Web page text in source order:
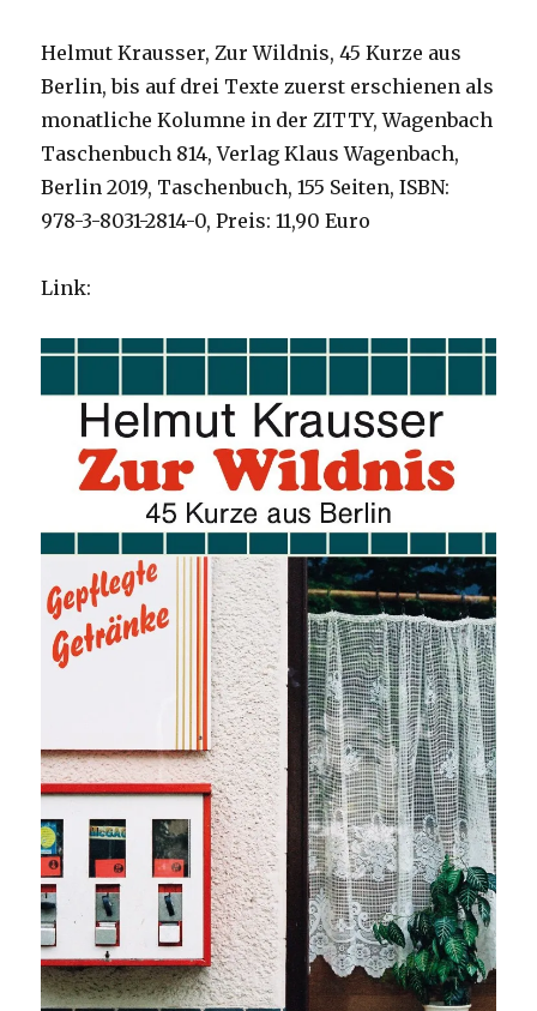
Helmut Krausser, Zur Wildnis, 45 Kurze aus
Berlin, bis auf drei Texte zuerst erschienen als
monatliche Kolumne in der ZITTY, Wagenbach
Taschenbuch 814, Verlag Klaus Wagenbach,
Berlin 2019, Taschenbuch, 155 Seiten, ISBN:
978-3-8031-2814-0, Preis: 11,90 Euro
Link: